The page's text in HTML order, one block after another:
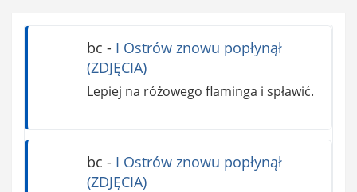
bc - I Ostrów znowu popłynął
(ZDJĘCIA)
Lepiej na różowego flaminga i spławić.
bc - I Ostrów znowu popłynął
(ZDJĘCIA)